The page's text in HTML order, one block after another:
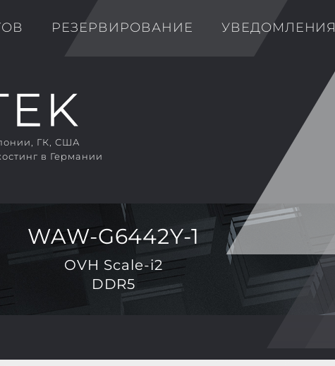
РЕЗЕРВИРОВАНИЕ УВЕДОМЛЕНИЯ
ГК, США
в Германии
WAW-G6442Y-1
OVH Scale-i2
DDR5